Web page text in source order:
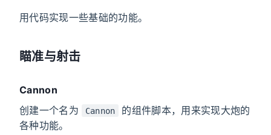
用代码实现一些基础的功能。
瞄准与射击
Cannon
创建一个名为
Cannon
的组件脚本，用来实现大炮的
各种功能。